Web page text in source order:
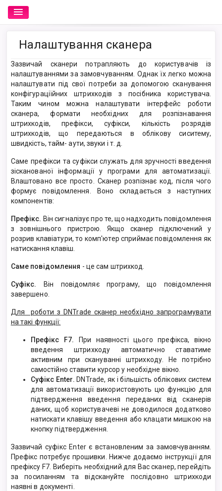
Налаштування сканера
Зазвичай сканери потрапляють до користувачів із
налаштуваннями за замовчуванням. Однак їх легко можна
налаштувати під свої потреби за допомогою сканування
конфігураціїйних штрихкодів з посібника користувача.
Таким чином можна налаштувати інтерфейс роботи
сканера, формати необхідних для розпізнавання
штрихкодів, префікси, суфікси, кількість розрядів
штрихкодів, що передаються в облікову сиситему,
швидкість, тайм- аути, звуки і т. д.
Саме префікси та суфікси служать для зручності введення
зісканованої інформації у програми для автоматизації.
Влаштовано все просто. Сканер розпізнає код, після чого
формує повідомлення. Воно складається з наступних
компонентів:
Префікс. Він сигналізує про те, що надходить повідомлення
з зовнішнього пристрою. Якщо сканер підключений у
розрив клавіатури, то комп'ютер сприймає повідомлення як
натискання клавіш.
Саме повідомлення - це сам штрихкод.
Суфікс. Він повідомляє програму, що повідомлення
завершено.
Для роботи з DNTrade сканер необхідно запрограмувати
на такі функції:
Префікс F7.
При наявності цього префікса, вікно
введення штрихкоду автоматично ставатиме
активним при скануванні штрихкоду. Не потрібно
самостійно ставити курсор у необхідне вікно.
Суфікс Enter. DNTrade, як і більшість облікових систем
для автоматизації використовують цю функцію для
підтвердження введення переданих від сканерів
даних, щоб користувачеві не доводилося додатково
натискати клавішу введення або клацати мишкою на
кнопку підтвердження.
Зазвичай суфікс Enter є встановленим за замовчуванням.
Префікс потребує прошивки. Нижче додаємо інструкції для
префіксу F7. Виберіть необхідний для Вас сканер, перейдіть
за посиланням та відскануйте послідовно штрихкоди
наявні в документі.